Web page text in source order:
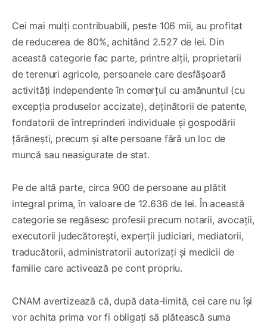
Cei mai mulți contribuabili, peste 106 mii, au profitat
de reducerea de 80%, achitând 2.527 de lei. Din
această categorie fac parte, printre alții, proprietarii
de terenuri agricole, persoanele care desfășoară
activități independente în comerțul cu amănuntul (cu
excepția produselor accizate), deținătorii de patente,
fondatorii de întreprinderi individuale și gospodării
țărănești, precum și alte persoane fără un loc de
muncă sau neasigurate de stat.
Pe de altă parte, circa 900 de persoane au plătit
integral prima, în valoare de 12.636 de lei. În această
categorie se regăsesc profesii precum notarii, avocații,
executorii judecătorești, experții judiciari, mediatorii,
traducătorii, administratorii autorizați și medicii de
familie care activează pe cont propriu.
CNAM avertizează că, după data-limită, cei care nu își
vor achita prima vor fi obligați să plătească suma